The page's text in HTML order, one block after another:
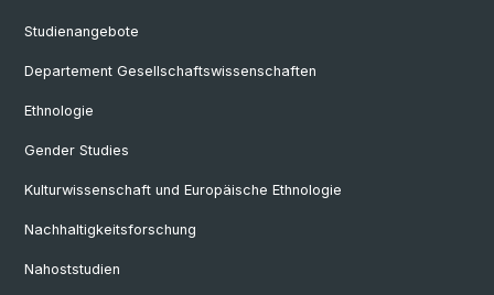
Studienangebote
Departement Gesellschaftswissenschaften
Ethnologie
Gender Studies
Kulturwissenschaft und Europäische Ethnologie
Nachhaltigkeitsforschung
Nahoststudien